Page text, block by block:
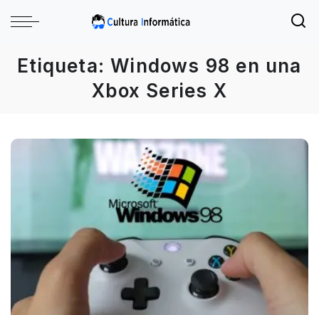
Etiqueta:Windows 98 en una
Xbox Series X